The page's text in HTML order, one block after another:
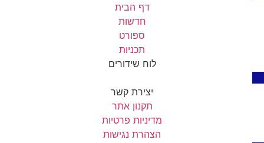
דף הבית
חדשות
ספורט
תכניות
לוח שידורים
יצירת קשר
תקנון אתר
מדיניות פרטיות
הצהרת נגישות